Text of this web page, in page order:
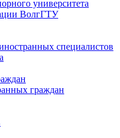
университета
ВолгГТУ
специалистов
граждан